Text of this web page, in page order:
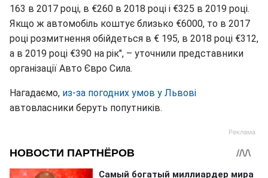
163 в 2017 році, в €260 в 2018 році і €325 в 2019 році.
Якщо ж автомобіль коштує близько €6000, то в 2017
році розмитнення обійдеться в € 195, в 2018 році €312,
а в 2019 році €390 на рік", – уточнили представники
організації Авто Євро Сила.
Нагадаємо, из-за погодних умов у Львові
автовласники беруть попутників.